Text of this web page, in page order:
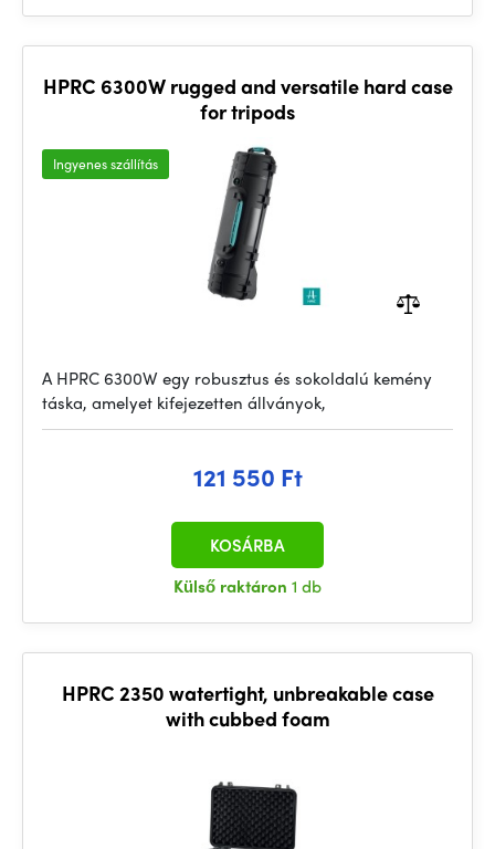
HPRC 6300W rugged and versatile hard case
for tripods
Ingyenes szállítás
A HPRC 6300W egy robusztus és sokoldalú kemény
táska, amelyet kifejezetten állványok,
121 550 Ft
Külső raktáron 1 db
KOSÁRBA
HPRC 2350 watertight, unbreakable case
with cubbed foam